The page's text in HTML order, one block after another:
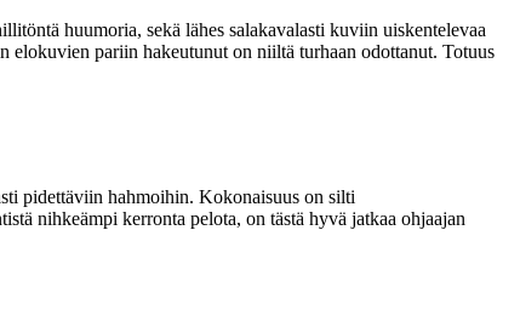
huumoria, sekä lähes salakavalasti kuviin uiskentelevaa
elokuvien pariin hakeutunut on niiltä turhaan odottanut. Totuus
pidettäviin hahmoihin. Kokonaisuus on silti
nihkeämpi kerronta pelota, on tästä hyvä jatkaa ohjaajan